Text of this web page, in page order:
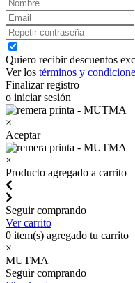
Quiero recibir descuentos
Ver los términos y
Finalizar registro
o iniciar sesión
×
Aceptar
×
Producto agregado a carrito
Seguir comprando
Ver carrito
0 item(s) agregado tu carrito
×
MUTMA
Seguir comprando